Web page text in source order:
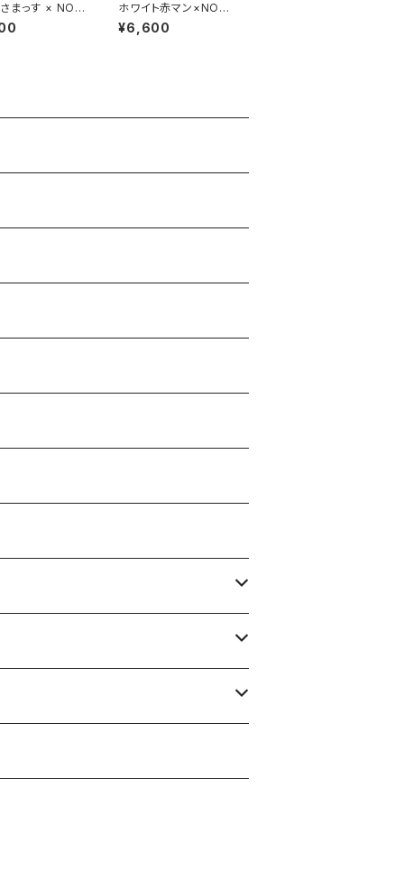
まっす × NON
GLAS
ホワイト赤マン×NONB
EE! COLLABORATIO
N TEE white/black
¥6,600